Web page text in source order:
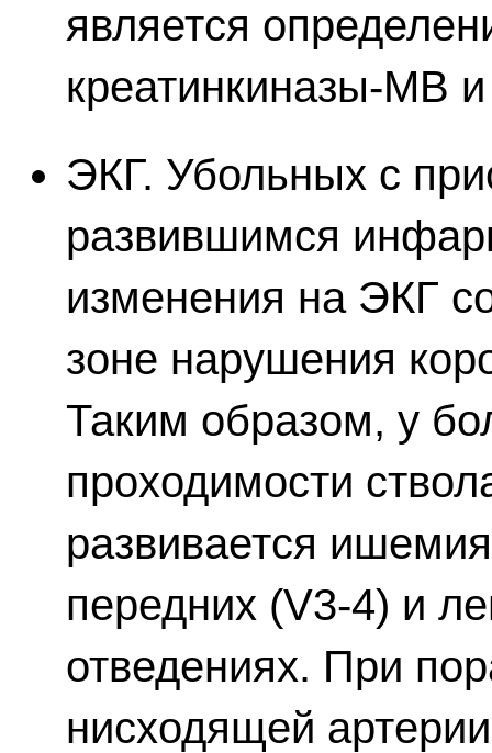
является
креатинкиназы-МВ
ЭКГ. Убольных с
развившимся
изменения на ЭКГ
зоне нарушения
Таким образом, у
проходимости
развивается
передних (V3-4) и
отведениях. При
нисходящей